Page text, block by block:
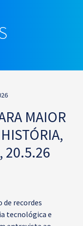
MAIOR
20.5.26
de recordes
tecnológica e